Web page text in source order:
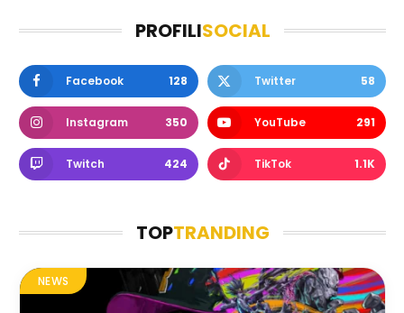
PROFILISOCIAL
Facebook 128 Twitter 58
Instagram 350 YouTube 291
Twitch 424 TikTok 1.1K
TOPTRANDING
NEWS